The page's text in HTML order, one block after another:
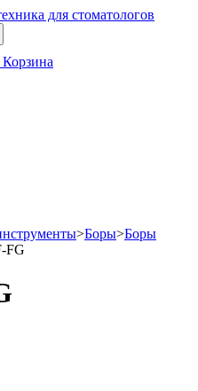
Корзина
>Боры>Боры
FG